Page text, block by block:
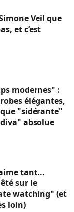
Veil que
et c’est
modernes" :
élégantes,
"sidérante"
absolue
tant...
sur le
watching" (et
loin)